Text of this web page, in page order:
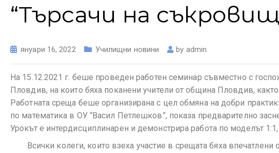
“Търсачи на
януари 16, 2022 Училищни новини by admin
На 15.12.2021 г. беше проведен работен семинар съвместно с
Пловдив, на които бяха поканени учители от община Пловдив,
Работната среща беше организирана с цел обмяна на добри
по математика в ОУ “Васил Петлешков”, показа предварително
Урокът е интердисциплинарен и демонстрира работа по моделът
Всички колеги, които взеха участие в срещата бяха впечатлени